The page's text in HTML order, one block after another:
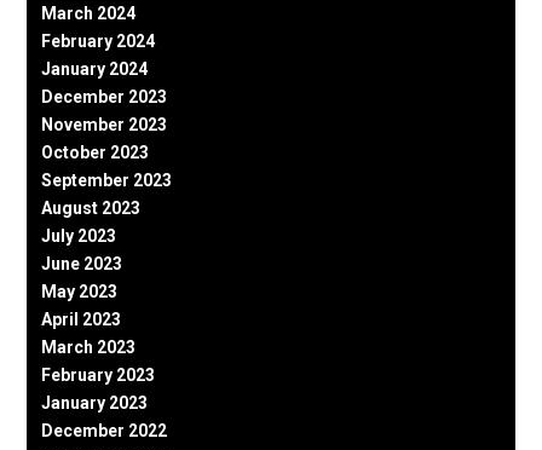
March 2024
February 2024
January 2024
December 2023
November 2023
October 2023
September 2023
August 2023
July 2023
June 2023
May 2023
April 2023
March 2023
February 2023
January 2023
December 2022